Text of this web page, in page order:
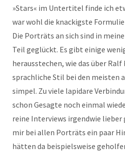
»Stars« im Untertitel finde ich
war wohl die knackigste
Die Porträts an sich sind in
Teil geglückt. Es gibt einige
herausstechen, wie das über Ralf
sprachliche Stil bei den meisten
simpel. Zu viele lapidare
schon Gesagte noch einmal
reine Interviews irgendwie lieber
mir bei allen Porträts ein paar
hätten da beispielsweise